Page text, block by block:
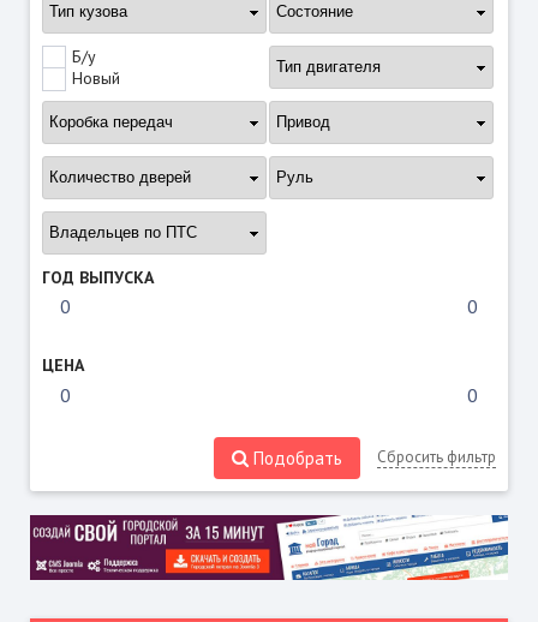
Б/у
Новый
ГОД ВЫПУСКА
ЦЕНА
Подобрать Сбросить фильтр